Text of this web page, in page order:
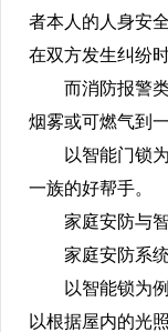
者本人的人身安
在双方发生纠纷
而消防报警类
烟雾或可燃气到
以智能门锁为
一族的好帮手。
家庭安防与智
家庭安防系统
以智能锁为例
以根据屋内的光